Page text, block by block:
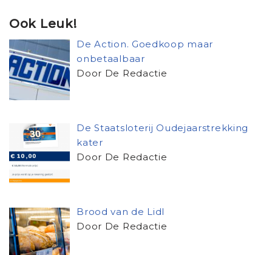
Ook Leuk!
De Action. Goedkoop maar
onbetaalbaar
Door De Redactie
De Staatsloterij Oudejaarstrekking
kater
Door De Redactie
Brood van de Lidl
Door De Redactie